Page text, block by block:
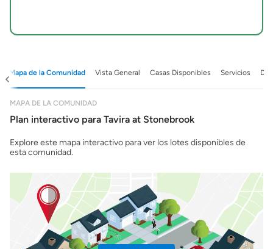
Mapa de la Comunidad Vista General Casas Disponibles Servicios
MAPA DE LA COMUNIDAD
Plan interactivo para Tavira at Stonebrook
Explore este mapa interactivo para ver los lotes disponibles de
esta comunidad.